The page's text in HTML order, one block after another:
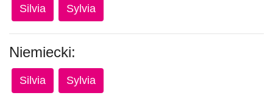
Silvia Sylvia
Niemiecki:
Silvia Sylvia